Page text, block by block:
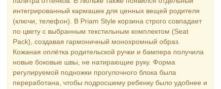
интегрированный кармашек для ценных вещей родителя
(ключи, телефон). В Priam Style корзина строго совпадает
по цвету с выбранным текстильным комплектом (Seat
Pack), создавая гармоничный монохромный образ.
Кожаная оплётка родительской ручки и бампера получила
новые боковые швы, не натирающие руку. Форма
регулируемой подножки прогулочного блока была
переработана, чтобы подросшему ребенку было удобнее и